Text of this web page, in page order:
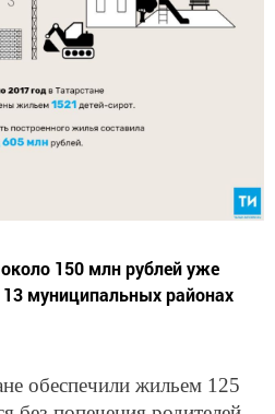
150 млн рублей уже
муниципальных районах
обеспечили жильем 125